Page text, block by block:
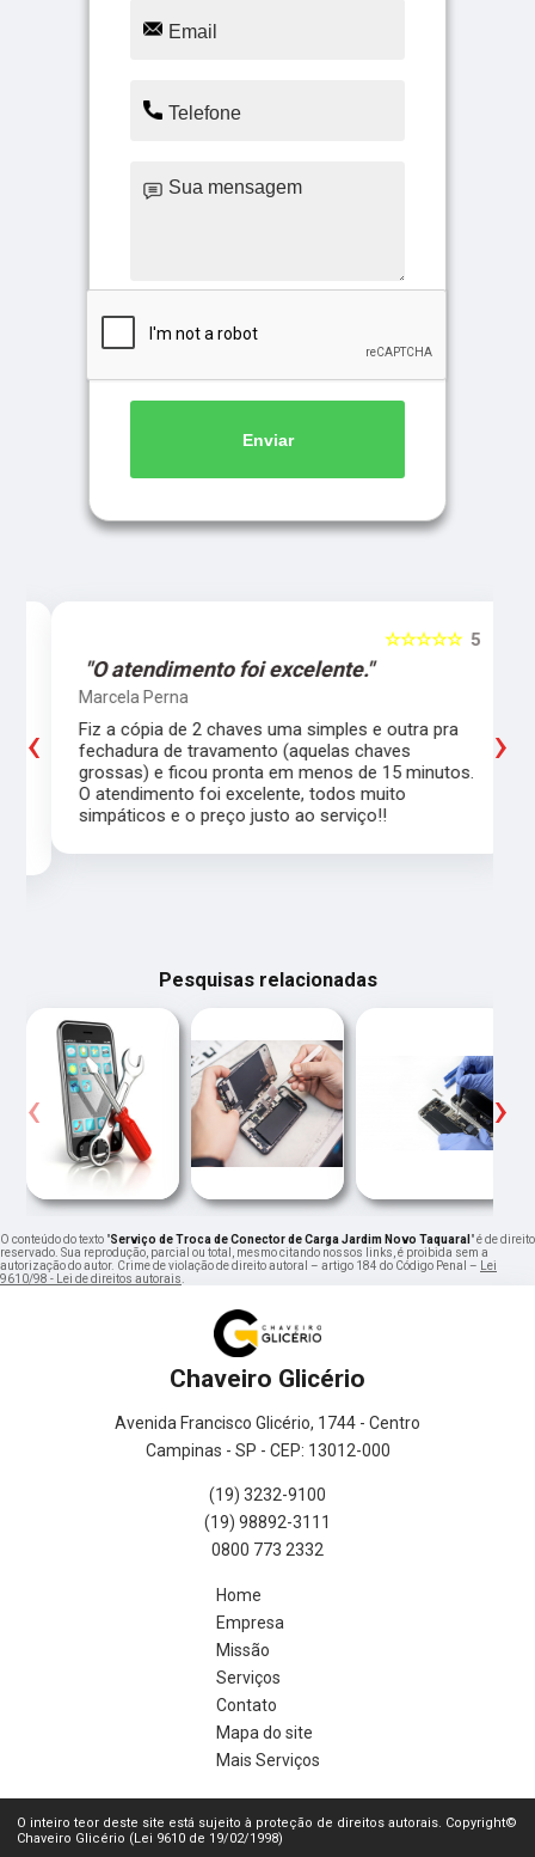
Enviar
5
☆☆☆☆☆
"O atendimento foi excelente."
Marcela Perna
Fiz a cópia de 2 chaves uma simples e outra pra
fechadura de travamento (aquelas chaves
grossas) e ficou pronta em menos de 15 minutos.
O atendimento foi excelente, todos muito
simpáticos e o preço justo ao serviço!!
‹ ›
Pesquisas relacionadas
‹ ›
O conteúdo do texto "Serviço de Troca de Conector de Carga Jardim Novo Taquaral " é de direito
reservado. Sua reprodução, parcial ou total, mesmo citando nossos links, é proibida sem a
autorização do autor. Crime de violação de direito autoral – artigo 184 do Código Penal –
Lei
9610/98 - Lei de direitos autorais
Chaveiro Glicério
Avenida Francisco Glicério, 1744 - Centro
Campinas - SP - CEP: 13012-000
(19) 3232-9100
(19) 98892-3111
0800 773 2332
Home
Empresa
Missão
Serviços
Contato
Mapa do site
Mais Serviços
O inteiro teor deste site está sujeito à proteção de direitos autorais. Copyright©
Chaveiro Glicério (Lei 9610 de 19/02/1998)